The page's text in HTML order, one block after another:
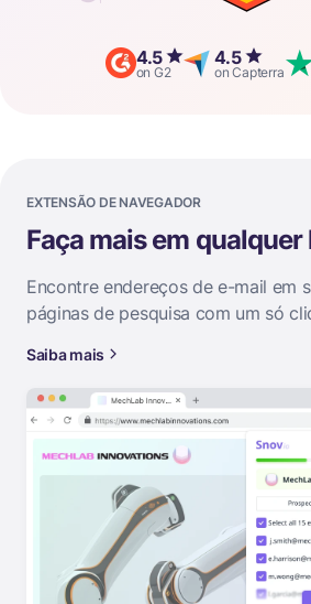
4.5
on G2
4.5
on Capterra
EXTENSÃO DE NAVEGADOR
Faça mais em qualquer
Encontre endereços de e-mail em
páginas de pesquisa com um só
Saiba mais